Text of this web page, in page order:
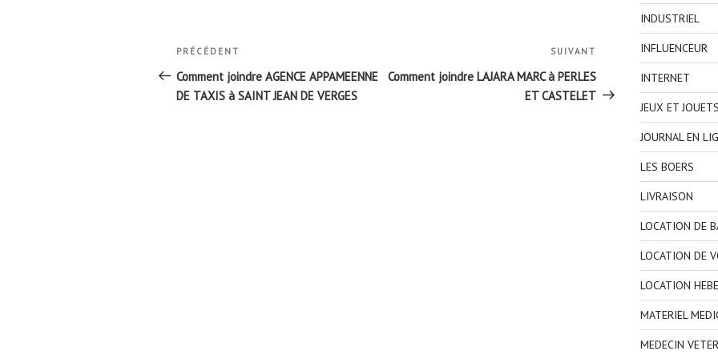
Navigation
de
l’article
Article
précédent
PRÉCÉDENT
Comment joindre AGENCE APPAMEENNE
DE TAXIS à SAINT JEAN DE VERGES
suivant
SUIVANT
Comment joindre LAJARA MARC à PERLES
ET CASTELET
INDUSTRIEL
INFLUENCEUR
INTERNET
JEUX ET JOUETS
JOURNAL EN
LES BOERS
LIVRAISON
LOCATION DE
LOCATION DE
LOCATION
MATERIEL
MEDECIN